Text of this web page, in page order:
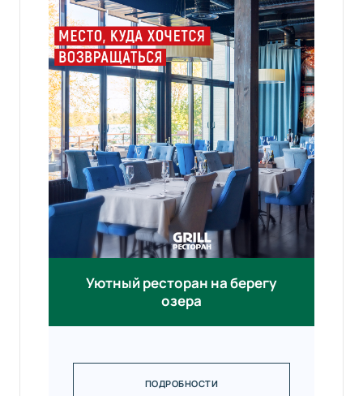
Уютный ресторан на берегу
озера
ПОДРОБНОСТИ